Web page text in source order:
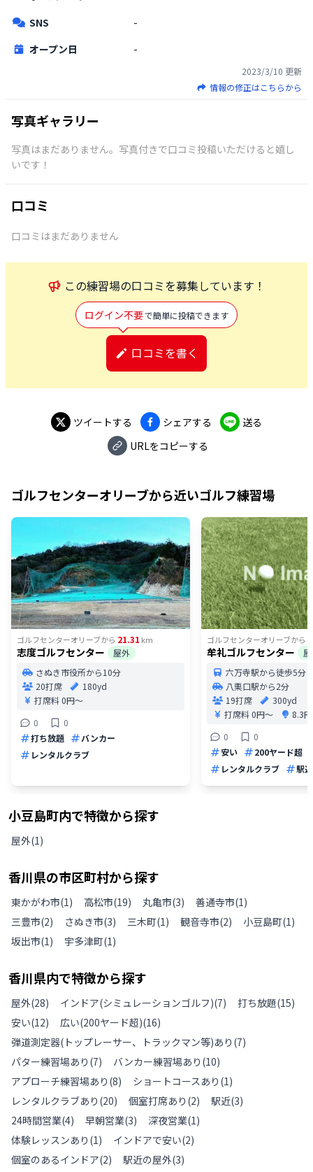
SNS
-
オープン日
-
2023/3/10 更新
情報の修正はこちらから
写真ギャラリー
写真はまだありません。写真付きで口コミ投稿いただけると嬉し
いです！
口コミ
口コミはまだありません
この練習場の口コミを募集しています！
ログイン不要で簡単に投稿できます
口コミを書く
ツイートする シェアする
送る
URLをコピーする
ゴルフセンターオリーブから近いゴルフ練習場
ゴルフセンターオリーブから 21.31 km
志度ゴルフセンター
屋外
さぬき市役所から10分
20打席
180yd
打席料0円〜
0
0
打ち放題
バンカー
レンタルクラブ
ゴルフセンターオリーブから
牟礼ゴルフセンター
六万寺駅から徒歩5分
八栗口駅から2分
19打席
300yd
打席料0円〜
8.3
0
0
安い
200ヤード超
レンタルクラブ
駅近
小豆島町内で特徴から探す
屋外(1)
香川県の市区町村から探す
東かがわ市(1) 高松市(19) 丸亀市(3) 善通寺市(1)
三豊市(2) さぬき市(3) 三木町(1) 観音寺市(2) 小豆島町(1)
坂出市(1) 宇多津町(1)
香川県内で特徴から探す
屋外(28) インドア(シミュレーションゴルフ)(7) 打ち放題(15)
安い(12) 広い(200ヤード超)(16)
弾道測定器(トップレーサー、トラックマン等)あり (7)
パター練習場あり (7) バンカー練習場あり (10)
アプローチ練習場あり (8) ショートコースあり (1)
レンタルクラブあり (20) 個室打席あり (2) 駅近(3)
24時間営業(4) 早朝営業(3) 深夜営業(1)
体験レッスンあり (1) インドアで安い(2)
個室のあるインドア(2) 駅近の屋外(3)